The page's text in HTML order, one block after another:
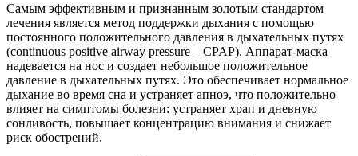
Самым эффективным и признанным золотым стандартом
лечения является метод поддержки дыхания с помощью
постоянного положительного давления в дыхательных путях
(continuous positive airway pressure – CPAP). Аппарат-маска
надевается на нос и создает небольшое положительное
давление в дыхательных путях. Это обеспечивает нормальное
дыхание во время сна и устраняет апноэ, что положительно
влияет на симптомы болезни: устраняет храп и дневную
сонливость, повышает концентрацию внимания и снижает
риск обострений.